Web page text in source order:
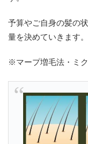
予算やご自身の髪の
量を決めていきます。
※マープ増毛法・ミ